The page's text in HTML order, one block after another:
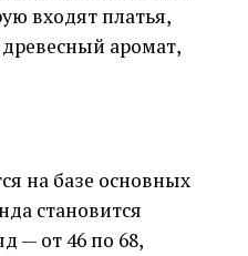
входят платья,
аромат,
на базе основных
становится
— от 46 по 68,